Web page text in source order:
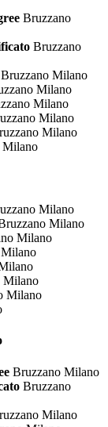
Bruzzano
Bruzzano
Bruzzano Milano
Milano
Milano
Milano
Milano
Milano
Milano
Milano
Milano
Milano
Milano
Bruzzano Milano
Bruzzano
Milano